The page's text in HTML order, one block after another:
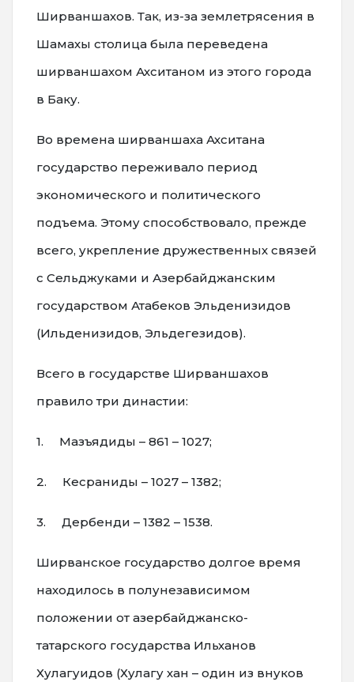
Ширваншахов. Так, из-за землетрясения в
Шамахы столица была переведена
ширваншахом Ахситаном из этого города
в Баку.
Во времена ширваншаха Ахситана
государство переживало период
экономического и политического
подъема. Этому способствовало, прежде
всего, укрепление дружественных связей
с Сельджуками и Азербайджанским
государством Атабеков Эльденизидов
(Ильденизидов, Эльдегезидов).
Всего в государстве Ширваншахов
правило три династии:
1. Мазъядиды – 861 – 1027;
2. Кесраниды – 1027 – 1382;
3. Дербенди – 1382 – 1538.
Ширванское государство долгое время
находилось в полунезависимом
положении от азербайджанско-
татарского государства Ильханов
Хулагуидов (Хулагу хан – один из внуков